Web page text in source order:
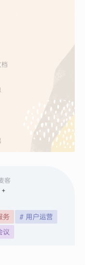
客
+
务
# 用户运营
议